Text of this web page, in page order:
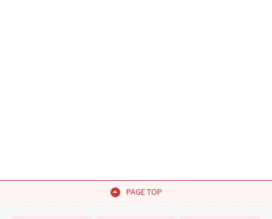
PAGE TOP